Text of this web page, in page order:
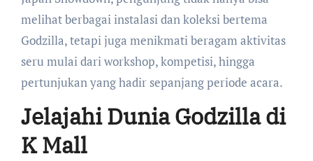
melihat berbagai instalasi dan koleksi bertema
Godzilla, tetapi juga menikmati beragam aktivitas
seru mulai dari workshop, kompetisi, hingga
pertunjukan yang hadir sepanjang periode acara.
Jelajahi Dunia Godzilla di
K Mall